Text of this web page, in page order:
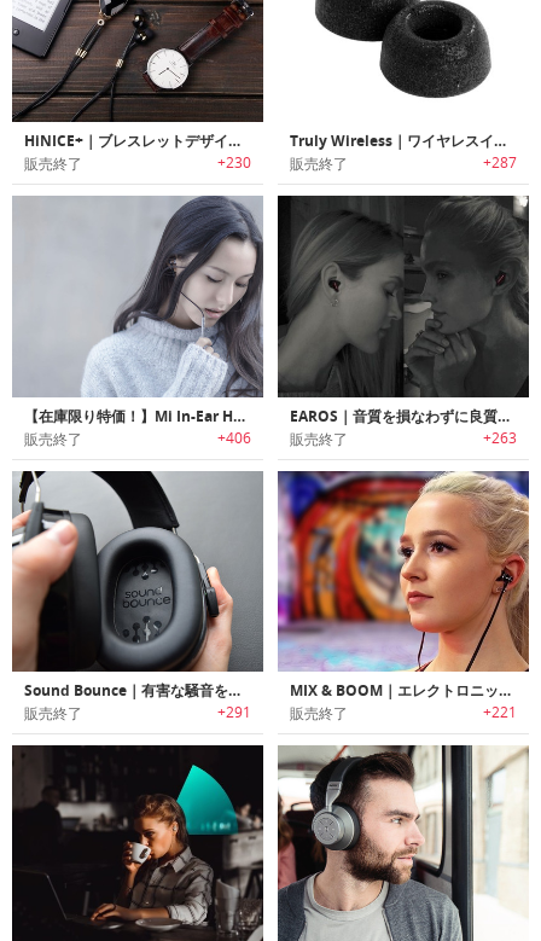
HiNICE+｜ブレスレットデザインHi-FiサウンドBluetoothイヤホン「ハイナイス+」
販売終了 +230
Truly Wireless｜ワイヤレスイヤホン体験をアップグレードする特殊メモリーフォームインイヤーチップ
販売終了 +287
【在庫限り特価！】Mi In-Ear Headphones Pro HD｜デュアルダイナミック/BAドライバー搭載ハイブリッドインイヤーヘッドホン
販売終了 +406
EAROS｜音質を損なわずに良質なサウンドを提供するインイヤープロテクター「イヤロス」
販売終了 +263
Sound Bounce｜有害な騒音を吸収し聴覚を保護するヒアリングプロテクションヘッドセット「サウンドバウンス」
販売終了 +291
MIX & BOOM｜エレクトロニックミュージック愛好家に最適なヘッドホンシリーズ「ミックス&ブーム」
販売終了 +221